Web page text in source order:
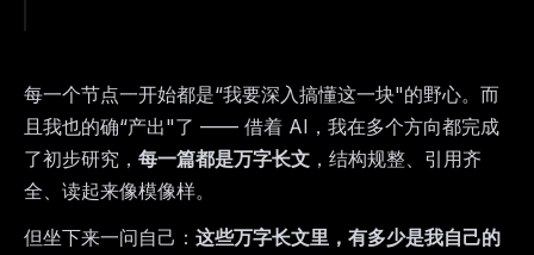
每一个节点一开始都是“我要深入搞懂这一块"的野心。而
且我也的确“产出"了 —— 借着 AI，我在多个方向都完成
了初步研究， 每一篇都是万字长文 ，结构规整、引用齐
全、读起来像模像样。
但坐下来一问自己： 这些万字长文里，有多少是我自己的